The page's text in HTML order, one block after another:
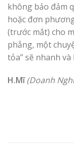
không bảo đảm
hoặc đơn
(trước mắt) cho
phẳng, một
tỏa” sẽ nhanh và
H.Mĩ(Doanh